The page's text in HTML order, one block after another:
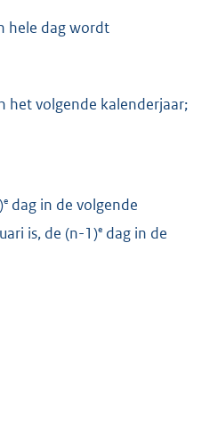
hele dag wordt
het volgende kalenderjaar;
edag in de volgende
is, de (n-1)edag in de